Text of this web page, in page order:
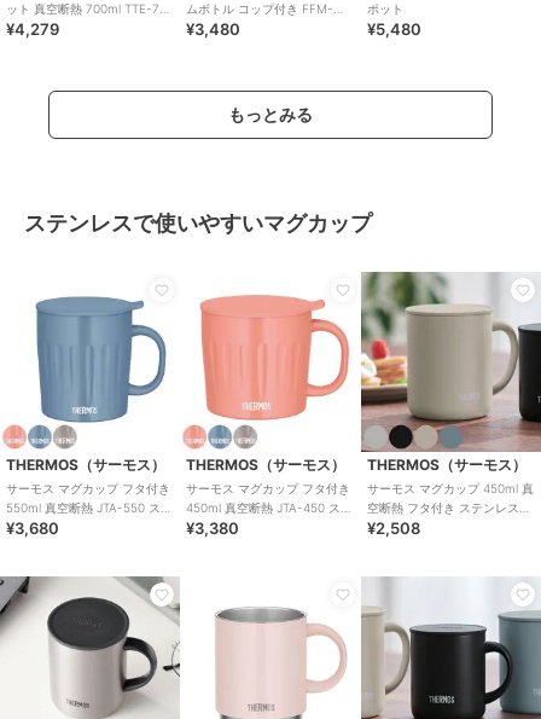
ット 真空断熱 700ml TTE-700
ステンレス
¥4,279
ムボトル コップ付き FFM-
352 350ml
¥3,480
ポット
¥5,480
もっとみる
ステンレスで使いやすいマグカップ
THERMOS（サーモス）
サーモス マグカップ フタ付き
550ml 真空断熱 JTA-550 ステ
ンレス
¥3,680
THERMOS（サーモス）
サーモス マグカップ フタ付き
450ml 真空断熱 JTA-450 ステ
ンレス
¥3,380
THERMOS（サーモス）
サーモス マグカップ 450ml 真
空断熱 フタ付き ステンレス
JDG-452
¥2,508